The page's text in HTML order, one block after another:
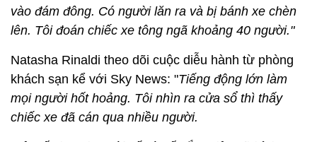
vào đám đông. Có người lăn ra và bị bánh xe chèn
lên. Tôi đoán chiếc xe tông ngã khoảng 40 người."
Natasha Rinaldi theo dõi cuộc diễu hành từ phòng
khách sạn kể với Sky News: "Tiếng động lớn làm
mọi người hốt hoảng. Tôi nhìn ra cửa sổ thì thấy
chiếc xe đã cán qua nhiều người.